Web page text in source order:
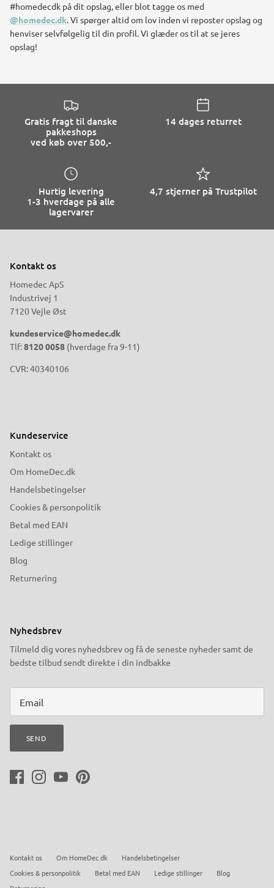
#homedecdk på dit opslag, eller blot tagge os med
@homedec.dk. Vi spørger altid om lov inden vi reposter opslag og
henviser selvfølgelig til din profil. Vi glæder os til at se jeres
opslag!
Gratis fragt til danske
pakkeshops
ved køb over 500,-
14 dages returret
Hurtig levering
1-3 hverdage på alle
lagervarer
4,7 stjerner på Trustpilot
Kontakt os
Homedec ApS
Industrivej 1
7120 Vejle Øst
kundeservice@homedec.dk
Tlf:8120 0058 (hverdage fra 9-11)
CVR: 40340106
Kundeservice
Kontakt os
Om HomeDec.dk
Handelsbetingelser
Cookies & personpolitik
Betal med EAN
Ledige stillinger
Blog
Returnering
Nyhedsbrev
Tilmeld dig vores nyhedsbrev og få de seneste nyheder samt de
bedste tilbud sendt direkte i din indbakke
SEND
Kontakt os Om HomeDec.dk
Handelsbetingelser
Cookies & personpolitik
Betal med EAN Ledige stillinger
Blog